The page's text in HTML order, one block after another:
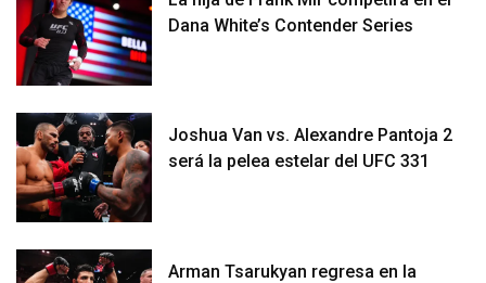
Dana White’s Contender Series
Joshua Van vs. Alexandre Pantoja 2
será la pelea estelar del UFC 331
Arman Tsarukyan regresa en la